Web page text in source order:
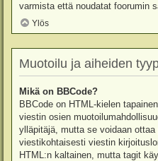
varmista että noudatat foorumin
Ylös
Muotoilu ja aiheiden
Mikä on BBCode?
BBCode on HTML-kielen
viestin osien
ylläpitäjä, mutta se voidaan
viestikohtaisesti viestin
HTML:n kaltainen, mutta tagit